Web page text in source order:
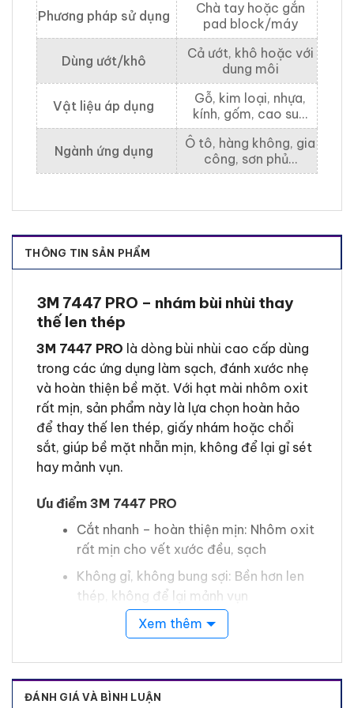
THÔNG TIN SẢN PHẨM
3M 7447 PRO – nhám bùi nhùi thay
thế len thép
3M 7447 PRO là dòng bùi nhùi cao cấp dùng
trong các ứng dụng làm sạch, đánh xước nhẹ
và hoàn thiện bề mặt. Với hạt mài nhôm oxit
rất mịn, sản phẩm này là lựa chọn hoàn hảo
để thay thế len thép, giấy nhám hoặc chổi
sắt, giúp bề mặt nhẵn mịn, không để lại gỉ sét
hay mảnh vụn.
Ưu điểm 3M 7447 PRO
Cắt nhanh – hoàn thiện mịn: Nhôm oxit
rất mịn cho vết xước đều, sạch
Không gỉ, không bung sợi: Bền hơn len
thép, không để lại mảnh vụn
Dễ sử dụng linh hoạt: Gấp, cuộn hoặc
dùng tay/máy đều dễ thao tác
không dệt giúp sử dụng lâu hơn
Xem thêm
ĐÁNH GIÁ VÀ BÌNH LUẬN
Phương pháp sử dụng
Chà tay hoặc gắn
pad block/máy
Dùng ướt/khô
Cả ướt, khô hoặc với
dung môi
Vật liệu áp dụng
Gỗ, kim loại, nhựa,
kính, gốm, cao su…
Ngành ứng dụng
Ô tô, hàng không, gia
công, sơn phủ…